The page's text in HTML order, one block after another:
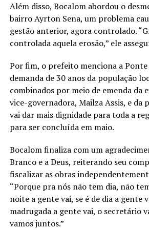
Além disso, Bocalom abordou o
bairro Ayrton Sena, um problema
gestão anterior, agora controlado.
controlada aquela erosão,” ele
Por fim, o prefeito menciona a Ponte
demanda de 30 anos da população
combinados por meio de emenda da
vice-governadora, Mailza Assis, e da
vai dar mais dignidade para toda a
para ser concluída em maio.
Bocalom finaliza com um
Branco e a Deus, reiterando seu
fiscalizar as obras
“Porque pra nós não tem dia, não
noite a gente vai, se é de dia a gente
madrugada a gente vai, o secretário
vamos juntos.”